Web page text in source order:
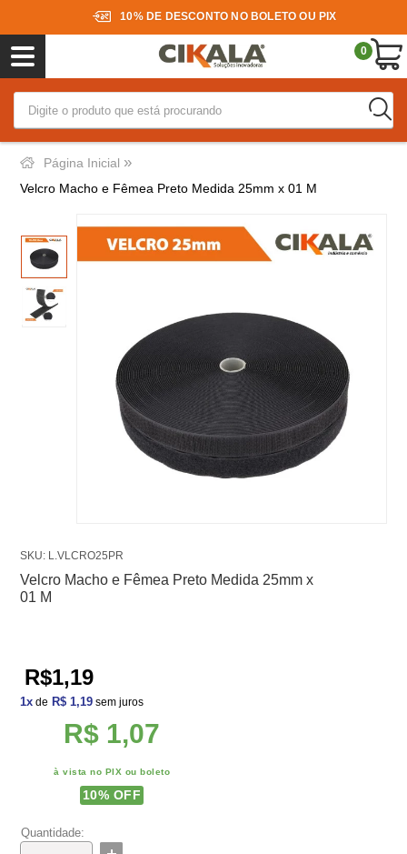
10% DE DESCONTO NO BOLETO OU PIX
0
Página Inicial »
Velcro Macho e Fêmea Preto Medida 25mm x 01 M
SKU: L.VLCRO25PR
Velcro Macho e Fêmea Preto Medida 25mm x
01 M
R$1,19
1x de R$ 1,19 sem juros
R$ 1,07
à vista no PIX ou boleto
10% OFF
Quantidade: